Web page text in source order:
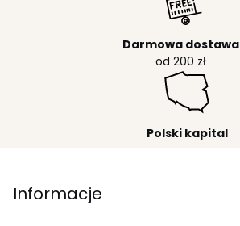
Darmowa dostawa
od 200 zł
Polski kapital
Linki w stopce
Informacje